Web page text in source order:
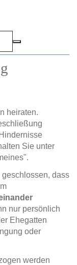
heiraten.
Sie unter
dass
nur persönlich
Ehegatten
oder
werden